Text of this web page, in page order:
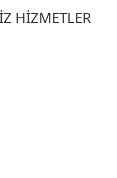
HIZMETLER